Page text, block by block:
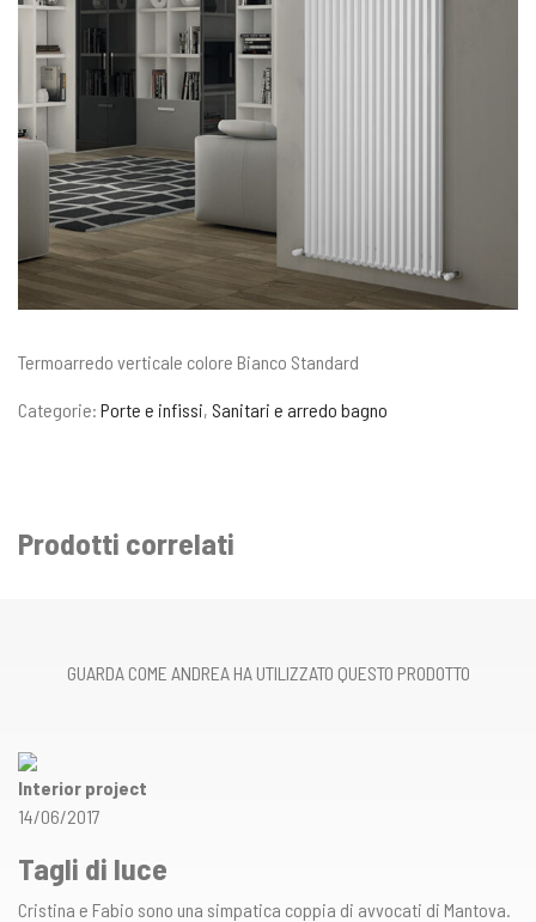
Termoarredo verticale colore Bianco Standard
Categorie: Porte e infissi, Sanitari e arredo bagno
Prodotti correlati
GUARDA COME ANDREA HA UTILIZZATO QUESTO PRODOTTO
Interior project
14/06/2017
Tagli di luce
Cristina e Fabio sono una simpatica coppia di avvocati di Mantova.